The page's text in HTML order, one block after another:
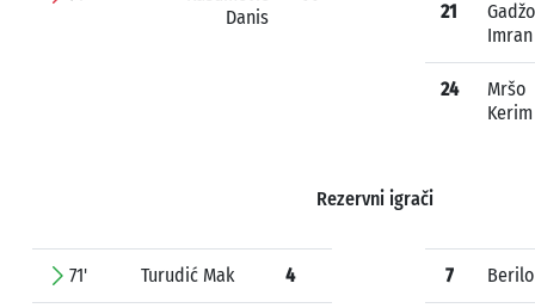
Danis
21
Gadžo
Imran
24
Mršo
Kerim
Rezervni igrači
71' Turudić Mak 4 7